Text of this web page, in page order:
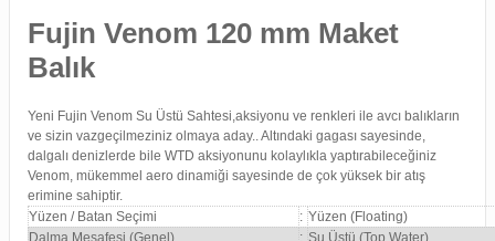
Fujin Venom 120 mm Maket
Balık
Yeni Fujin Venom Su Üstü Sahtesi,aksiyonu ve renkleri ile avcı balıkların
ve sizin vazgeçilmeziniz olmaya aday.. Altındaki gagası sayesinde,
dalgalı denizlerde bile WTD aksiyonunu kolaylıkla yaptırabileceğiniz
Venom, mükemmel aero dinamiği sayesinde de çok yüksek bir atış
erimine sahiptir.
Yüzen / Batan Seçimi
: Yüzen (Floating)
Dalma Mesafesi (Genel)
: Su Üstü (Top Water)